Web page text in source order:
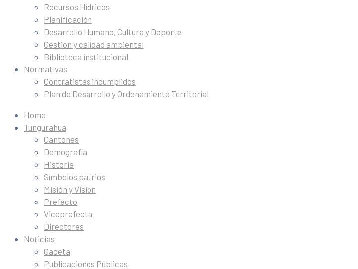
Recursos Hídricos
Planificación
Desarrollo Humano, Cultura y Deporte
Gestión y calidad ambiental
Biblioteca institucional
Normativas
Contratistas incumplidos
Plan de Desarrollo y Ordenamiento Territorial
Home
Tungurahua
Cantones
Demografía
Historia
Símbolos patrios
Misión y Visión
Prefecto
Viceprefecta
Directores
Noticias
Gaceta
Publicaciones Públicas